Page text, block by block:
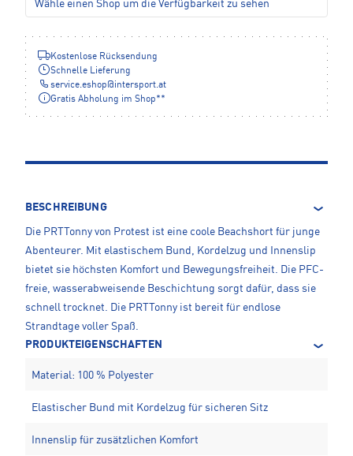
Wähle einen Shop um die Verfügbarkeit zu sehen
Kostenlose Rücksendung
Schnelle Lieferung
service.eshop@ intersport.at
Gratis Abholung im Shop**
BESCHREIBUNG
Die PRTTonny von Protest ist eine coole Beachshort für junge
Abenteurer. Mit elastischem Bund, Kordelzug und Innenslip
bietet sie höchsten Komfort und Bewegungsfreiheit. Die PFC-
freie, wasserabweisende Beschichtung sorgt dafür, dass sie
schnell trocknet. Die PRTTonny ist bereit für endlose
Strandtage voller Spaß.
PRODUKTEIGENSCHAFTEN
Material: 100 % Polyester
Elastischer Bund mit Kordelzug für sicheren Sitz
Innenslip für zusätzlichen Komfort